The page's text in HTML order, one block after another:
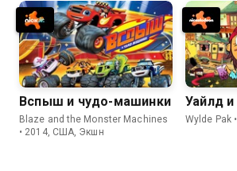
Вспыш и чудо-машинки
Blaze and the Monster Machines
• 2014, США, Экшн
Уайлд
Wylde Pak